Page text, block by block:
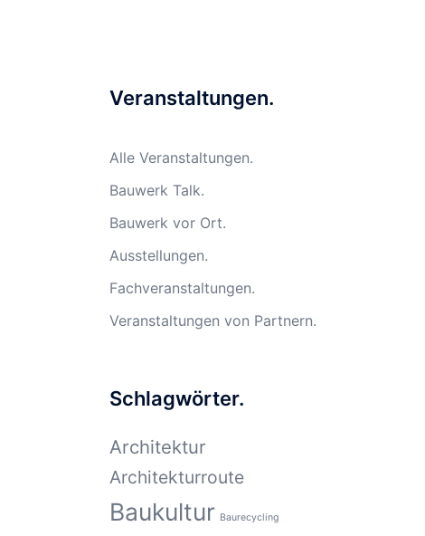
Veranstaltungen.
Alle Veranstaltungen.
Bauwerk Talk.
Bauwerk vor Ort.
Ausstellungen.
Fachveranstaltungen.
Veranstaltungen von Partnern.
Schlagwörter.
Architektur
Architekturroute
Baukultur Baurecycling